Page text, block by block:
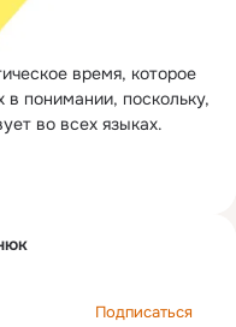
время, которое
понимании, поскольку,
во всех языках.
Подписаться